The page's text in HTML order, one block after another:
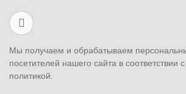
Мы получаем и обрабатываем
посетителей нашего сайта в соответствии
политикой.